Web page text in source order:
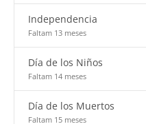
Independencia
Faltam 13 meses
Día de los Niños
Faltam 14 meses
Día de los Muertos
Faltam 15 meses